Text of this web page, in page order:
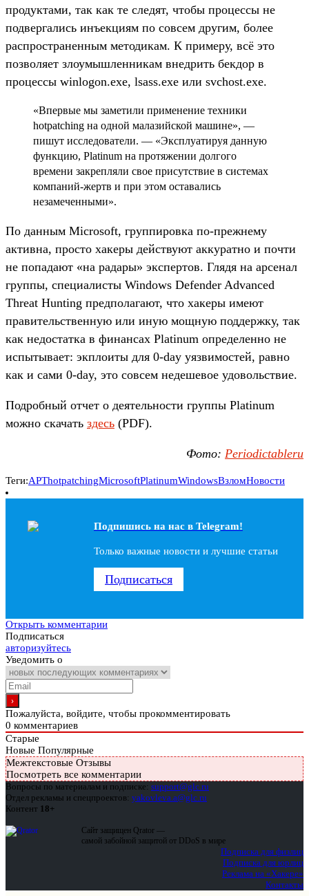
продуктами, так как те следят, чтобы процессы не
подвергались инъекциям по совсем другим, более
распространенным методикам. К примеру, всё это
позволяет злоумышленникам внедрить бекдор в
процессы winlogon.exe, lsass.exe или svchost.exe.
«Впервые мы заметили применение техники
hotpatching на одной малазийской машине», —
пишут исследователи. — «Эксплуатируя данную
функцию, Platinum на протяжении долгого
времени закрепляли свое присутствие в системах
компаний-жертв и при этом оставались
незамеченными».
По данным Microsoft, группировка по-прежнему
активна, просто хакеры действуют аккуратно и почти
не попадают «на радары» экспертов. Глядя на арсенал
группы, специалисты Windows Defender Advanced
Threat Hunting предполагают, что хакеры имеют
правительственную или иную мощную поддержку, так
как недостатка в финансах Platinum определенно не
испытывает: экплоиты для 0-day уязвимостей, равно
как и сами 0-day, это совсем недешевое удовольствие.
Подробный отчет о деятельности группы Platinum
можно скачать здесь (PDF).
Фото: Periodictableru
Теги:APThotpatchingMicrosoftPlatinumWindowsВзломНовости
Подпишись на наc в Telegram!
Только важные новости и лучшие статьи
Подписаться
Открыть комментарии
Подписаться
авторизуйтесь
Уведомить о
Пожалуйста, войдите, чтобы прокомментировать
0 комментариев
Старые
Новые Популярные
Межтекстовые Отзывы
Посмотреть все комментарии
Вопросы по материалам и подписке: support@glc.ru
Отдел рекламы и спецпроектов: yakovleva.a@glc.ru
Контент 18+
Сайт защищен Qrator —
самой забойной защитой от DDoS в мире
Подписка для физлиц
Подписка для юрлиц
Реклама на «Хакере»
Контакты